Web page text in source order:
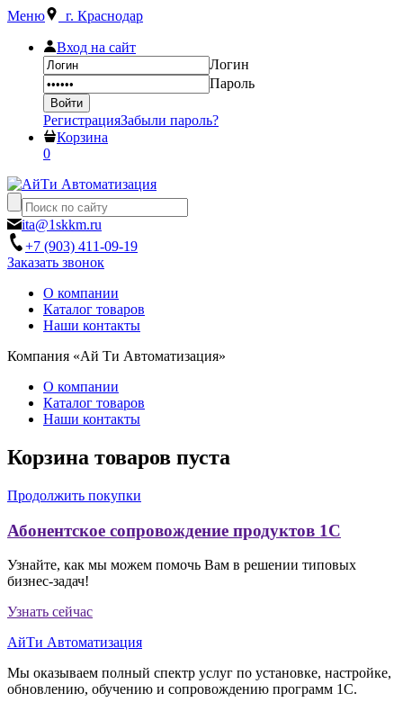
Меню г. Краснодар
Вход на сайт
Логин
Пароль
РегистрацияЗабыли пароль?
Корзина
0
ita@1skkm.ru
+7 (903) 411-09-19
Заказать звонок
О компании
Каталог товаров
Наши контакты
Компания «Ай Ти Автоматизация»
О компании
Каталог товаров
Наши контакты
Корзина товаров пуста
Продолжить покупки
Абонентское сопровождение продуктов 1C
Узнайте, как мы можем помочь Вам в решении типовых
бизнес-задач!
Узнать сейчас
АйТи Автоматизация
Мы оказываем полный спектр услуг по установке, настройке,
обновлению, обучению и сопровождению программ 1С.